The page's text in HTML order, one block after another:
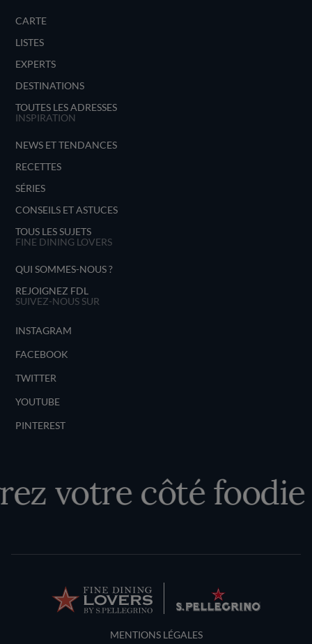
CARTE
LISTES
EXPERTS
DESTINATIONS
TOUTES LES ADRESSES
INSPIRATION
NEWS ET TENDANCES
RECETTES
SÉRIES
CONSEILS ET ASTUCES
TOUS LES SUJETS
FINE DINING LOVERS
QUI SOMMES-NOUS ?
REJOIGNEZ FDL
SUIVEZ-NOUS SUR
INSTAGRAM
FACEBOOK
TWITTER
YOUTUBE
PINTEREST
votre côté foodie
Terms and Conditions
MENTIONS LÉGALES